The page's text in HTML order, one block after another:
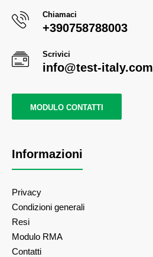
Chiamaci
+390758788003
Scrivici
info@test-italy.com
MODULO CONTATTI
Informazioni
Privacy
Condizioni generali
Resi
Modulo RMA
Contatti